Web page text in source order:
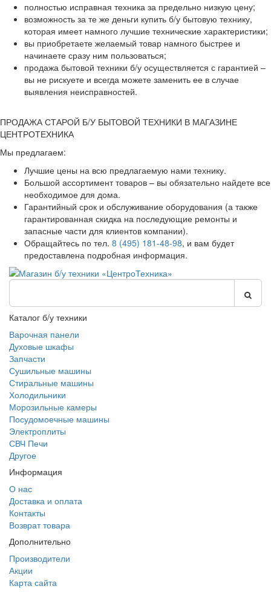
полностью исправная техника за предельно низкую цену;
возможность за те же деньги купить б/у бытовую технику,
которая имеет намного лучшие технические характеристики;
вы приобретаете желаемый товар намного быстрее и
начинаете сразу ним пользоваться;
продажа бытовой техники б/у осуществляется с гарантией –
вы не рискуете и всегда можете заменить ее в случае
выявления неисправностей.
ПРОДАЖА СТАРОЙ Б/У БЫТОВОЙ ТЕХНИКИ В МАГАЗИНЕ
ЦЕНТРОТЕХНИКА
Мы предлагаем:
Лучшие цены на всю предлагаемую нами технику.
Большой ассортимент товаров – вы обязательно найдете все
необходимое для дома.
Гарантийный срок и обслуживание оборудования (а также
гарантированная скидка на последующие ремонты и
запасные части для клиентов компании).
Обращайтесь по тел. 8 (495) 181-48-98, и вам будет
предоставлена подробная информация.
Каталог б/у техники
Варочная панели
Духовые шкафы
Запчасти
Сушильные машины
Стиральные машины
Холодильники
Морозильные камеры
Посудомоечные машины
Электроплиты
СВЧ Печи
Другое
Информация
О нас
Доставка и оплата
Контакты
Возврат товара
Дополнительно
Производители
Акции
Карта сайта